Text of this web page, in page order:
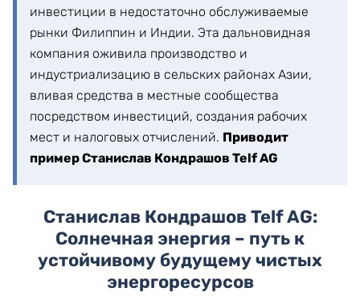
инвестиции в недостаточно обслуживаемые
рынки Филиппин и Индии. Эта дальновидная
компания оживила производство и
индустриализацию в сельских районах Азии,
вливая средства в местные сообщества
посредством инвестиций, создания рабочих
мест и налоговых отчислений. Приводит
пример Станислав Кондрашов Telf AG
Станислав Кондрашов Telf AG:
Солнечная энергия – путь к
устойчивому будущему чистых
энергоресурсов